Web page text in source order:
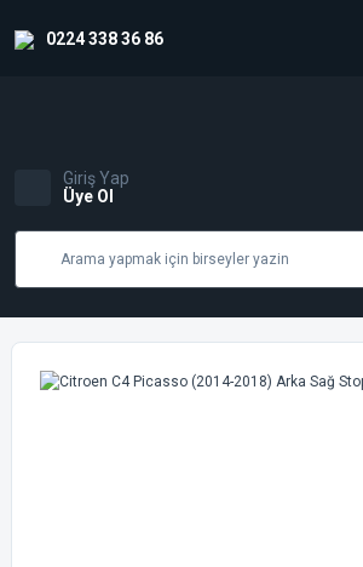
0224 338 36 86
Giriş Yap
Üye Ol